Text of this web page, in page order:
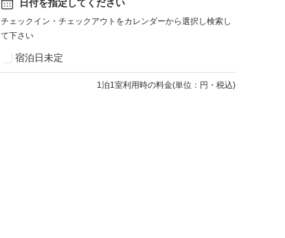
日付を指定してください
チェックイン・チェックアウトをカレンダーから選択し検索し
て下さい
宿泊日未定
1 泊1室利用時の料金(単位：円・税込)